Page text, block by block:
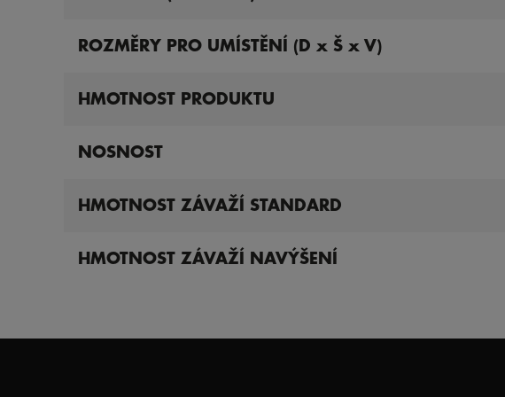
ROZMĚRY PRO UMÍSTĚNÍ (D x Š x V)
HMOTNOST PRODUKTU
NOSNOST
HMOTNOST ZÁVAŽÍ STANDARD
HMOTNOST ZÁVAŽÍ NAVÝŠENÍ